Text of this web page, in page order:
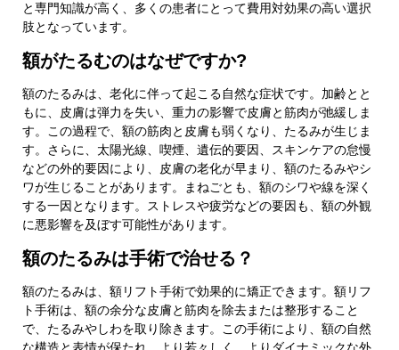
と専門知識が高く、多くの患者にとって費用対効果の高い選択
肢となっています。
額がたるむのはなぜですか?
額のたるみは、老化に伴って起こる自然な症状です。加齢とと
もに、皮膚は弾力を失い、重力の影響で皮膚と筋肉が弛緩しま
す。この過程で、額の筋肉と皮膚も弱くなり、たるみが生じま
す。さらに、太陽光線、喫煙、遺伝的要因、スキンケアの怠慢
などの外的要因により、皮膚の老化が早まり、額のたるみやシ
ワが生じることがあります。まねごとも、額のシワや線を深く
する一因となります。ストレスや疲労などの要因も、額の外観
に悪影響を及ぼす可能性があります。
額のたるみは手術で治せる？
額のたるみは、額リフト手術で効果的に矯正できます。額リフ
ト手術は、額の余分な皮膚と筋肉を除去または整形すること
で、たるみやしわを取り除きます。この手術により、額の自然